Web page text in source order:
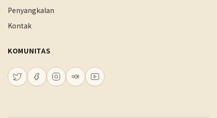
Penyangkalan
Kontak
KOMUNITAS